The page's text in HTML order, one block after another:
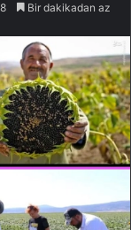
8 Bir dakikadan az